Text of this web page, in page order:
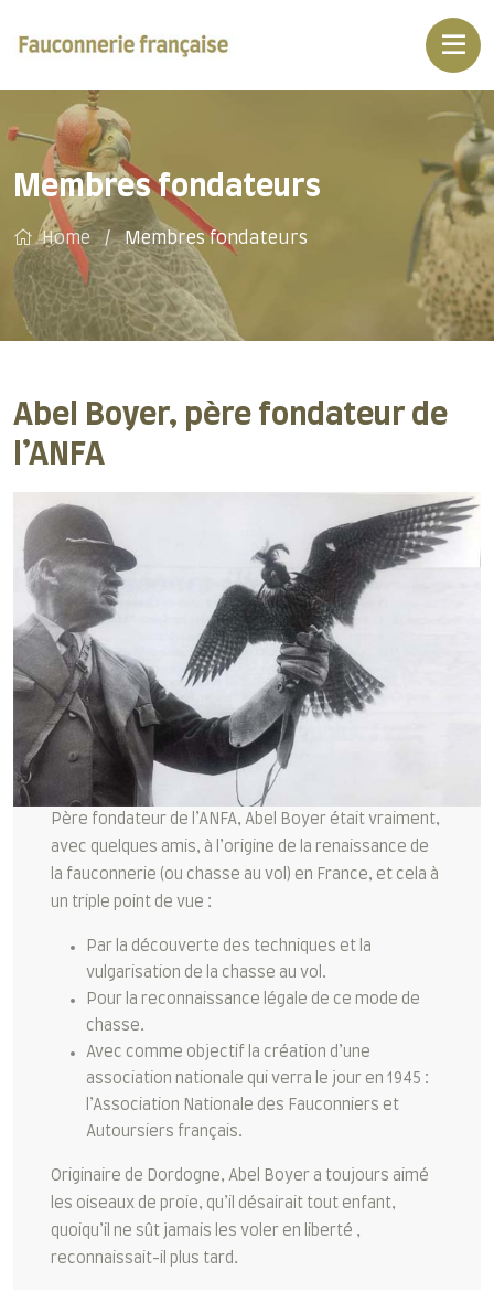
Membres fondateurs
Home Membres fondateurs
Abel Boyer, père fondateur de
l’ANFA
Père fondateur de l’ANFA, Abel Boyer était vraiment,
avec quelques amis, à l’origine de la renaissance de
la fauconnerie (ou chasse au vol) en France, et cela à
un triple point de vue :
Par la découverte des techniques et la
vulgarisation de la chasse au vol.
Pour la reconnaissance légale de ce mode de
chasse.
Avec comme objectif la création d’une
association nationale qui verra le jour en 1945 :
l’Association Nationale des Fauconniers et
Autoursiers français.
Originaire de Dordogne, Abel Boyer a toujours aimé
les oiseaux de proie, qu’il désairait tout enfant,
quoiqu’il ne sût jamais les voler en liberté ,
reconnaissait-il plus tard.